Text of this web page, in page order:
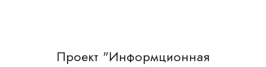
Проект "Информционная